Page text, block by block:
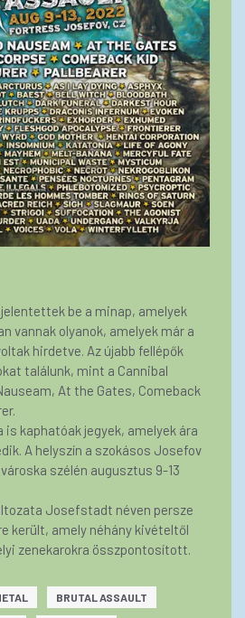
be a minap, amelyek
vannak olyanok, amelyek már a
hirdetve. Az újabb fellépők
találunk, mint a Cannibal
At the Gates, Comeback
kaphatóak jegyek, amelyek ára
A helyszín a szokásos Josefov
szélén augusztus 9-13
Josefstadt néven persze
került, amely néhány kivételtől
zenekarokra összpontosított.
BRUTAL ASSAULT